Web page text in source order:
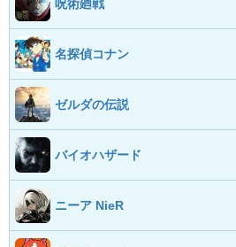
呪術廻戦
名探偵コナン
ゼルダの伝説
バイオハザード
ニーア NieR